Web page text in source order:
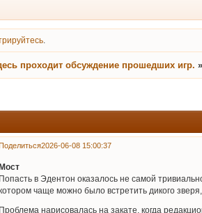
проходит обсуждение прошедших игр. »
2026-06-08 15:00:37
Попасть в Эдентон оказалось не самой
чаще можно было встретить дикого
Проблема нарисовалась на закате, когда